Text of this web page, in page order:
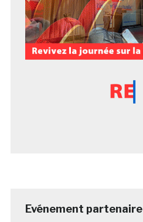
Evénement partenaire